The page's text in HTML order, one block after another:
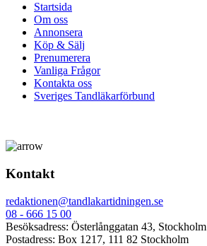
Startsida
Om oss
Annonsera
Köp & Sälj
Prenumerera
Vanliga Frågor
Kontakta oss
Sveriges Tandläkarförbund
Kontakt
redaktionen@tandlakartidningen.se
08 - 666 15 00
Besöksadress: Österlånggatan 43, Stockholm
Postadress: Box 1217, 111 82 Stockholm